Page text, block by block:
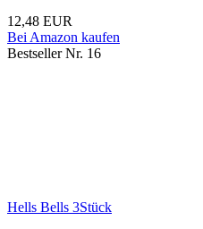
12,48 EUR
Bei Amazon kaufen
Bestseller Nr. 16
Hells Bells 3Stück